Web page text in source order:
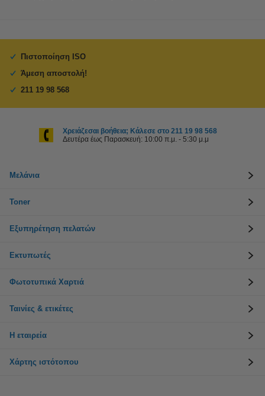
Πιστοποίηση ISO
Άμεση αποστολή!
211 19 98 568
Χρειάζεσαι βοήθεια; Κάλεσε στο 211 19 98 568
Δευτέρα έως Παρασκευή: 10:00 π.μ. - 5:30 μ.μ
Μελάνια
Toner
Εξυπηρέτηση πελατών
Εκτυπωτές
Φωτοτυπικά Χαρτιά
Ταινίες & ετικέτες
Η εταιρεία
Χάρτης ιστότοπου